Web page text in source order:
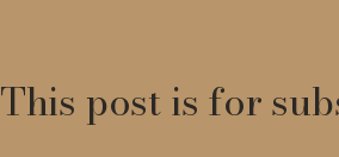
This post is for